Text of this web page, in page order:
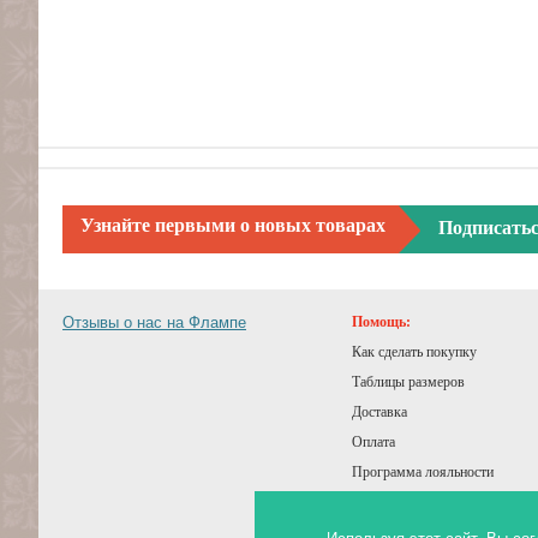
Узнайте первыми о новых товарах
Отзывы о нас на Флампе
Помощь:
Как сделать покупку
Таблицы размеров
Доставка
Оплата
Программа лояльности
Советы покупателям